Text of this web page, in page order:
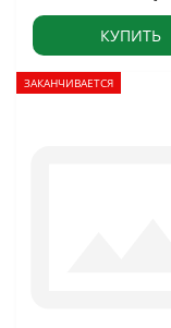
КУПИТЬ
ЗАКАНЧИВАЕТСЯ